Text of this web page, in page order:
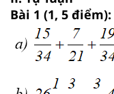
Bài 1 (1, 5 điểm):